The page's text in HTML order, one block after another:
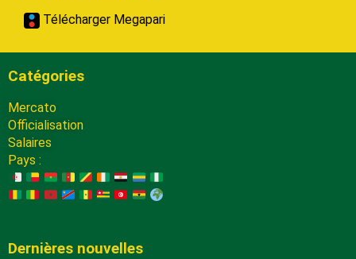
Télécharger Megapari
Catégories
Mercato
Officialisation
Salaires
Pays :
Dernières nouvelles